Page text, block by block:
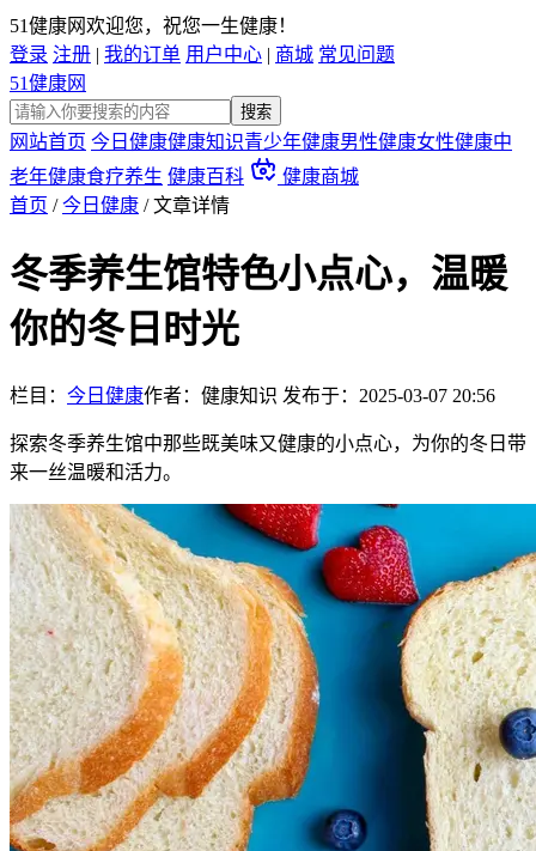
51健康网欢迎您，祝您一生健康！
登录 注册 | 我的订单 用户中心 | 商城 常见问题
51健康网
网站首页 今日健康健康知识青少年健康男性健康女性健康中
老年健康食疗养生 健康百科
健康商城
首页 / 今日健康 / 文章详情
冬季养生馆特色小点心，温暖
你的冬日时光
栏目： 今日健康作者：健康知识 发布于： 2025-03-07 20:56
探索冬季养生馆中那些既美味又健康的小点心，为你的冬日带
来一丝温暖和活力。